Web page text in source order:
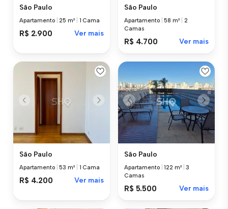
São Paulo
Apartamento |25 m² 1 Cama
R$ 2.900 Ver mais
São Paulo
Apartamento |58 m²
2
Camas
R$ 4.700 Ver mais
São Paulo
Apartamento |53 m² 1 Cama
R$ 4.200 Ver mais
São Paulo
Apartamento |122 m² |3
Camas
R$ 5.500 Ver mais